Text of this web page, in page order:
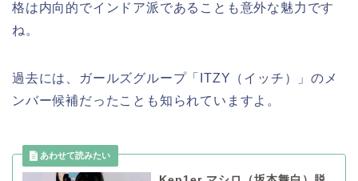
格は内向的でインドア派であることも意外な魅力です
ね。
過去には、ガールズグループ「ITZY（イッチ）」のメ
ンバー候補だったことも知られていますよ。